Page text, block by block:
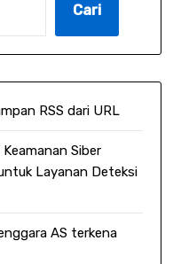
Cari
RSS dari URL
Siber
Layanan Deteksi
AS terkena